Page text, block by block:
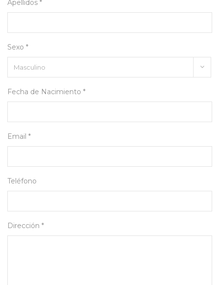
Apellidos *
Sexo *
Fecha de Nacimiento *
Email *
Teléfono
Dirección *